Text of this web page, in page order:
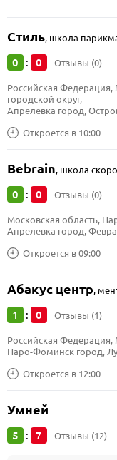
Стиль, школа
0 : 0 Отзывы (0)
Откроется в 10:00
Российская
городской округ,
Апрелевка город,
Bebrain, школа
0 : 0 Отзывы (0)
Откроется в 09:00
Московская область,
Апрелевка город,
Абакус центр,
1 : 0 Отзывы (1)
Откроется в 12:00
Российская Федерация,
Наро-Фоминск город,
Умней
5 : 7 Отзывы (12)